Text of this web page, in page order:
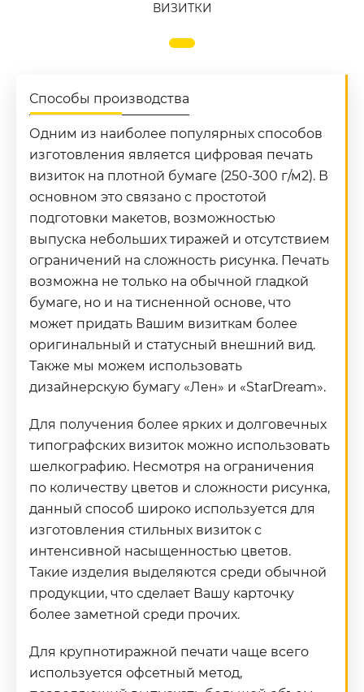
ВИЗИТКИ
Способы производства
Одним из наиболее популярных способов
изготовления является цифровая печать
визиток на плотной бумаге (250-300 г/м2). В
основном это связано с простотой
подготовки макетов, возможностью
выпуска небольших тиражей и отсутствием
ограничений на сложность рисунка. Печать
возможна не только на обычной гладкой
бумаге, но и на тисненной основе, что
может придать Вашим визиткам более
оригинальный и статусный внешний вид.
Также мы можем использовать
дизайнерскую бумагу «Лен» и «StarDream».
Для получения более ярких и долговечных
типографских визиток можно использовать
шелкографию. Несмотря на ограничения
по количеству цветов и сложности рисунка,
данный способ широко используется для
изготовления стильных визиток с
интенсивной насыщенностью цветов.
Такие изделия выделяются среди обычной
продукции, что сделает Вашу карточку
более заметной среди прочих.
Для крупнотиражной печати чаще всего
используется офсетный метод,